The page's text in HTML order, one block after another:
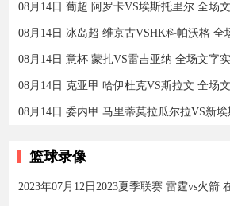
08月14日 葡超 阿罗卡VS埃斯托里尔 全场
08月14日 冰岛超 维京古VSHK科帕沃格 全
08月14日 意杯 蒙扎VS雷吉亚纳 全场文字
08月14日 克亚甲 哈伊杜克VS斯拉文 全场
08月14日 委内甲 马里蒂莫拉瓜尔拉VS新
篮球录像
2023年07月12日2023夏季联赛 雷霆vs火箭